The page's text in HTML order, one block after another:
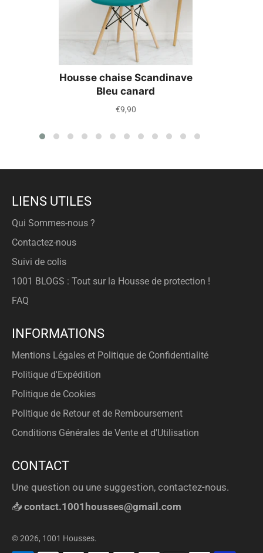
Housse chaise Scandinave
Bleu canard
Prix
€9,90
LIENS UTILES
Qui Sommes-nous ?
Contactez-nous
Suivi de colis
1001 BLOGS : Tout sur la Housse de protection !
FAQ
INFORMATIONS
Mentions Légales et Politique de Confidentialité
Politique d'Expédition
Politique de Cookies
Politique de Retour et de Remboursement
Conditions Générales de Vente et d'Utilisation
CONTACT
Une question ou une suggestion, contactez-nous.
📥 contact.1001housses@gmail.com
© 2026, 1001 Housses.
Méthodes